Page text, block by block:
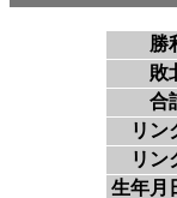
勝
敗
合
リン
リン
生年月